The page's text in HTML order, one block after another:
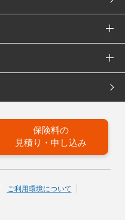
保険料の
見積り・申し込み
ご利用環境について